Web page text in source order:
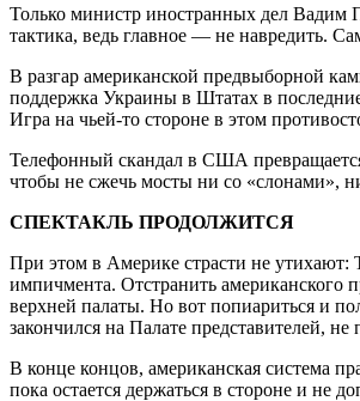
Только министр иностранных дел Вадим
тактика, ведь главное — не навредить.
В разгар американской предвыборной
поддержка Украины в Штатах в
Игра на чьей-то стороне в этом
Телефонный скандал в США
чтобы не сжечь мосты ни со «слонами»,
СПЕКТАКЛЬ ПРОДОЛЖИТСЯ
При этом в Америке страсти не утихают:
импичмента. Отстранить американского
верхней палаты. Но вот попиариться и
закончился на Палате представителей,
В конце концов, американская система
пока остается держаться в стороне и не